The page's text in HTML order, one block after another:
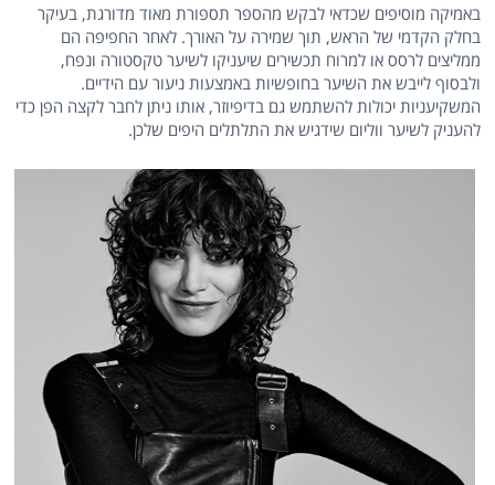
באמיקה מוסיפים שכדאי לבקש מהספר תספורת מאוד מדורגת, בעיקר
בחלק הקדמי של הראש, תוך שמירה על האורך. לאחר החפיפה הם
ממליצים לרסס או למרוח תכשירים שיעניקו לשיער טקסטורה ונפח,
ולבסוף לייבש את השיער בחופשיות באמצעות ניעור עם הידיים.
המשקיעניות יכולות להשתמש גם בדיפיוזר, אותו ניתן לחבר לקצה הפן כדי
להעניק לשיער ווליום שידגיש את התלתלים היפים שלכן.